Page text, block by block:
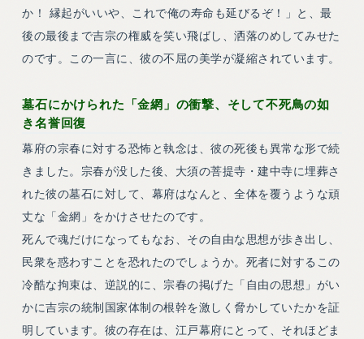
か！ 縁起がいいや、これで俺の寿命も延びるぞ！」と、最
後の最後まで吉宗の権威を笑い飛ばし、洒落のめしてみせた
のです。この一言に、彼の不屈の美学が凝縮されています。
墓石にかけられた「金網」の衝撃、そして不死鳥の如
き名誉回復
幕府の宗春に対する恐怖と執念は、彼の死後も異常な形で続
きました。宗春が没した後、大須の菩提寺・建中寺に埋葬さ
れた彼の墓石に対して、幕府はなんと、全体を覆うような頑
丈な「金網」をかけさせたのです。
死んで魂だけになってもなお、その自由な思想が歩き出し、
民衆を惑わすことを恐れたのでしょうか。死者に対するこの
冷酷な拘束は、逆説的に、宗春の掲げた「自由の思想」がい
かに吉宗の統制国家体制の根幹を激しく脅かしていたかを証
明しています。彼の存在は、江戸幕府にとって、それほどま